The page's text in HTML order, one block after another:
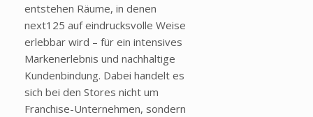
entstehen Räume, in denen
next125 auf eindrucksvolle Weise
erlebbar wird – für ein intensives
Markenerlebnis und nachhaltige
Kundenbindung. Dabei handelt es
sich bei den Stores nicht um
Franchise-Unternehmen, sondern